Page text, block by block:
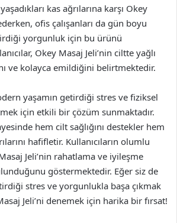
kas ağrılarına karşı Okey
ofis çalışanları da gün boyu
yorgunluk için bu ürünü
Okey Masaj Jeli’nin ciltte yağlı
ve kolayca emildiğini belirtmektedir.
yaşamın getirdiği stres ve fiziksel
için etkili bir çözüm sunmaktadır.
hem cilt sağlığını destekler hem
hafifletir. Kullanıcıların olumlu
Jeli’nin rahatlama ve iyileşme
göstermektedir. Eğer siz de
stres ve yorgunlukla başa çıkmak
Jeli’ni denemek için harika bir fırsat!